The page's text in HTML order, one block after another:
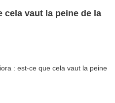
cela vaut la peine de la